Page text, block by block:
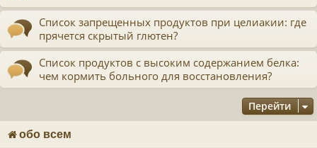
к
а
Список запрещенных продуктов при целиакии: где
прячется скрытый глютен?
Список продуктов с высоким содержанием белка:
чем кормить больного для восстановления?
Перейти
обо всем